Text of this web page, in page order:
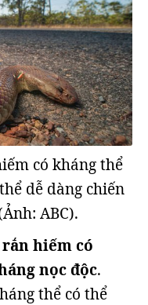
có kháng thể
dễ dàng chiến
ABC).
hiếm có
nọc độc.
thể có thể